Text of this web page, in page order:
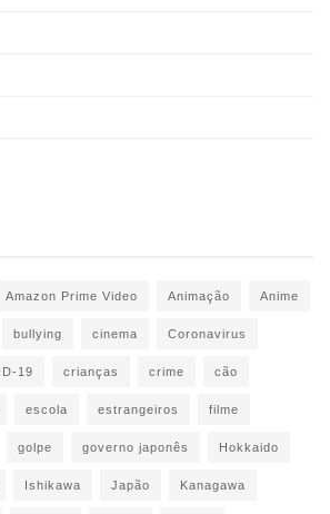
Amazon Prime Video Animação Anime
bullying cinema Coronavirus
19 crianças crime cão
escola estrangeiros filme
golpe governo japonês Hokkaido
Ishikawa Japão Kanagawa